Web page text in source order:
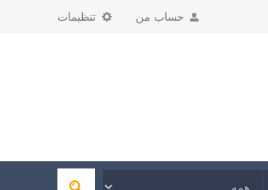
تنظیمات حساب من